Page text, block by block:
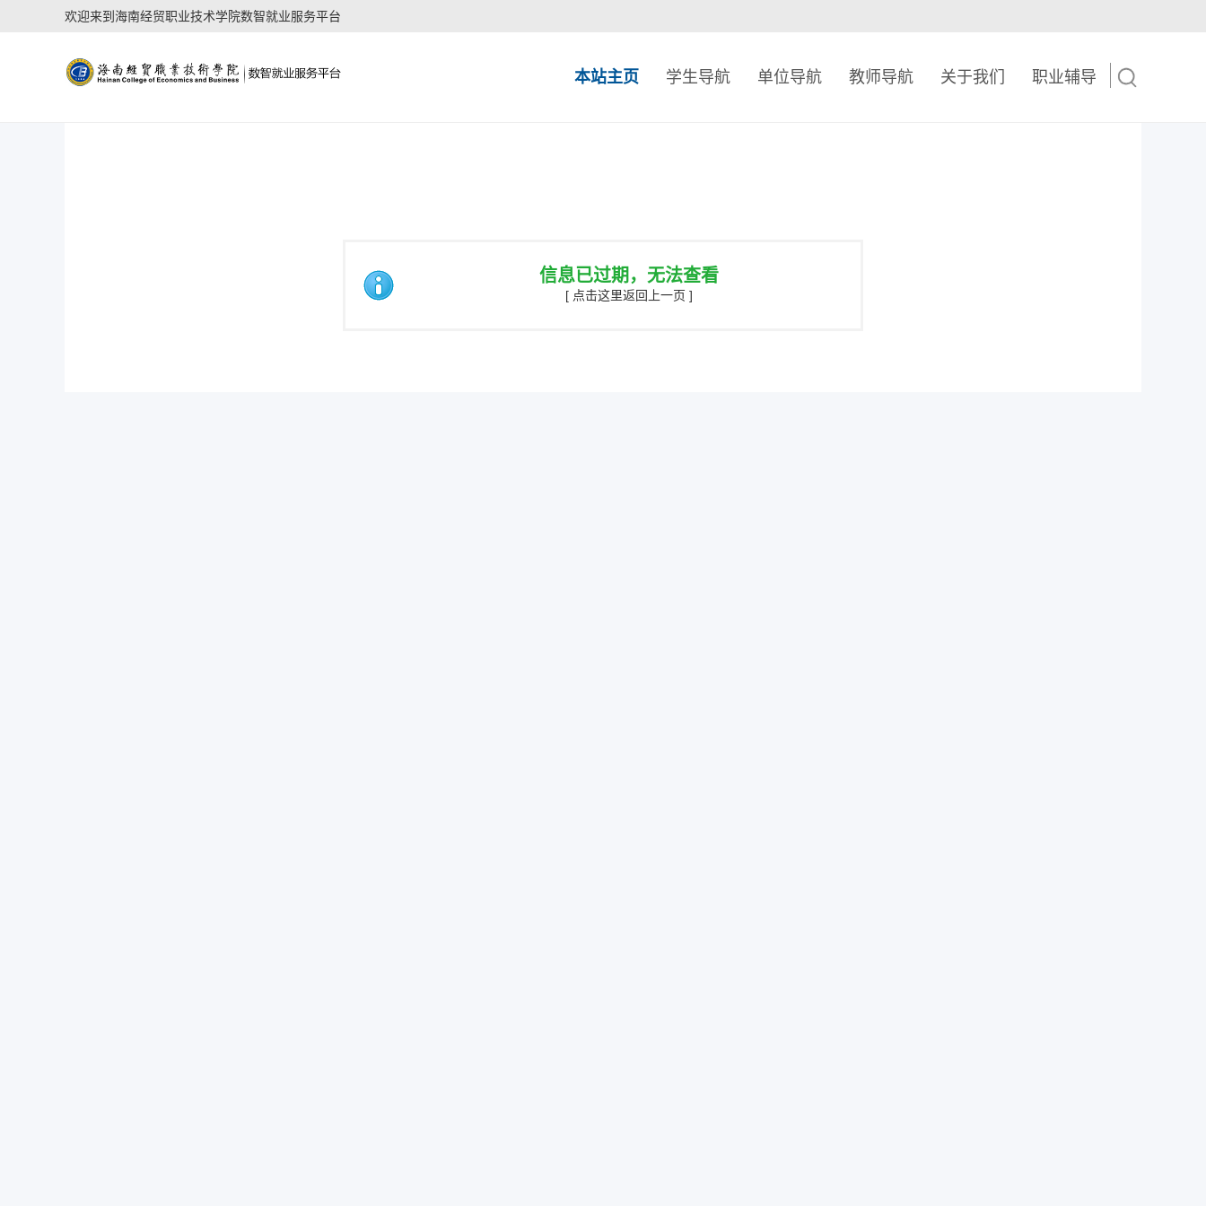
欢迎来到海南经贸职业技术学院数智就业服务平台
本站主页 学生导航 单位导航 教师导航 关于我们 职业辅导
信息已过期，无法查看
[ 点击这里返回上一页 ]